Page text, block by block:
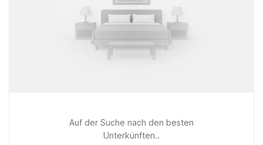
Auf der Suche nach den besten
Unterkünften..